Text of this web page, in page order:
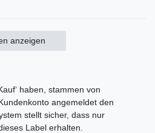
anzeigen
haben, stammen von
angemeldet den
stellt sicher, dass nur
Label erhalten.